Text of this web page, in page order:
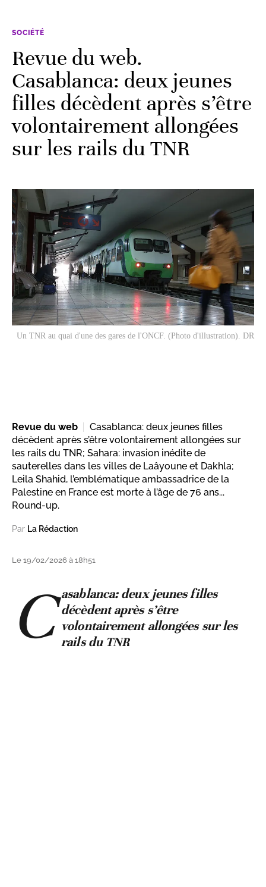
SOCIÉTÉ
Revue du web.
Casablanca: deux jeunes
filles décèdent après s’être
volontairement allongées
sur les rails du TNR
Un TNR au quai d'une des gares de l'ONCF. (Photo d'illustration). DR
Revue du web
Casablanca: deux jeunes filles
décèdent après s’être volontairement allongées sur
les rails du TNR; Sahara: invasion inédite de
sauterelles dans les villes de Laâyoune et Dakhla;
Leila Shahid, l’emblématique ambassadrice de la
Palestine en France est morte à l’âge de 76 ans...
Round-up.
Par La Rédaction
Le 19/02/2026 à 18h51
C asablanca: deux jeunes filles
décèdent après s’être
volontairement allongées sur les
rails du TNR